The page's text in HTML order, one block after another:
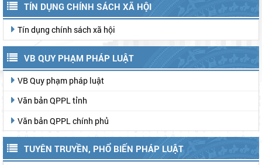
TÍN DỤNG CHÍNH SÁCH XÃ HỘI
Tín dụng chính sách xã hội
VB QUY PHẠM PHÁP LUẬT
VB Quy phạm pháp luật
Văn bản QPPL tỉnh
Văn bản QPPL chính phủ
TUYÊN TRUYỀN, PHỔ BIẾN PHÁP LUẬT